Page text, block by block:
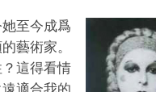
至今成爲
藝術家。
？這得看情
適合我的